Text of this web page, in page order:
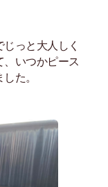
っと大人しく
、いつかピース
た。